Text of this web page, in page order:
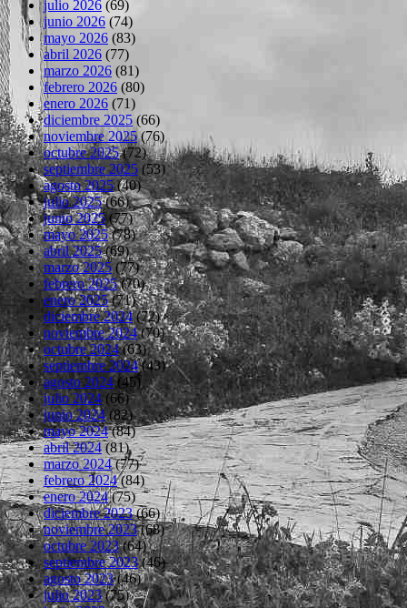
julio 2026 (69)
junio 2026 (74)
mayo 2026 (83)
abril 2026 (77)
marzo 2026 (81)
febrero 2026 (80)
enero 2026 (71)
diciembre 2025(66)
noviembre 2025(76)
octubre 2025(72)
septiembre 2025(53)
agosto 2025(40)
julio 2025(66)
junio 2025(77)
mayo 2025(78)
abril 2025(69)
marzo 2025(77)
febrero 2025(70)
enero 2025(71)
diciembre 2024(72)
noviembre 2024(70)
octubre 2024(63)
septiembre 2024(43)
agosto 2024(45)
julio 2024(66)
junio 2024(82)
mayo 2024(84)
abril 2024(81)
marzo 2024(77)
febrero 2024(84)
enero 2024(75)
diciembre 2023(66)
noviembre 2023(68)
octubre 2023(64)
septiembre 2023(46)
agosto 2023(46)
julio 2023(75)